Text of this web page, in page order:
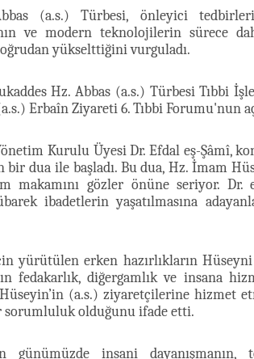
(a.s.) Türbesi, önleyici
ve modern teknolojilerin sürece
yükselttiğini vurguladı.
Hz. Abbas (a.s.) Türbesi Tıbbi
Erbaîn Ziyareti 6. Tıbbi Forumu'nun
Kurulu Üyesi Dr. Efdal eş-Şâmî,
bir dua ile başladı. Bu dua, Hz. İmam
makamını gözler önüne seriyor. Dr.
ibadetlerin yaşatılmasına
yürütülen erken hazırlıkların Hüseyni
fedakarlık, diğergamlık ve insana
(a.s.) ziyaretçilerine hizmet
sorumluluk olduğunu ifade etti.
günümüzde insani dayanışmanın,